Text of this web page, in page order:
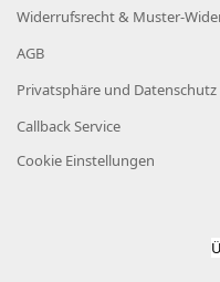
Widerrufsrecht & Muster-
AGB
Privatsphäre und Datenschutz
Callback Service
Cookie Einstellungen